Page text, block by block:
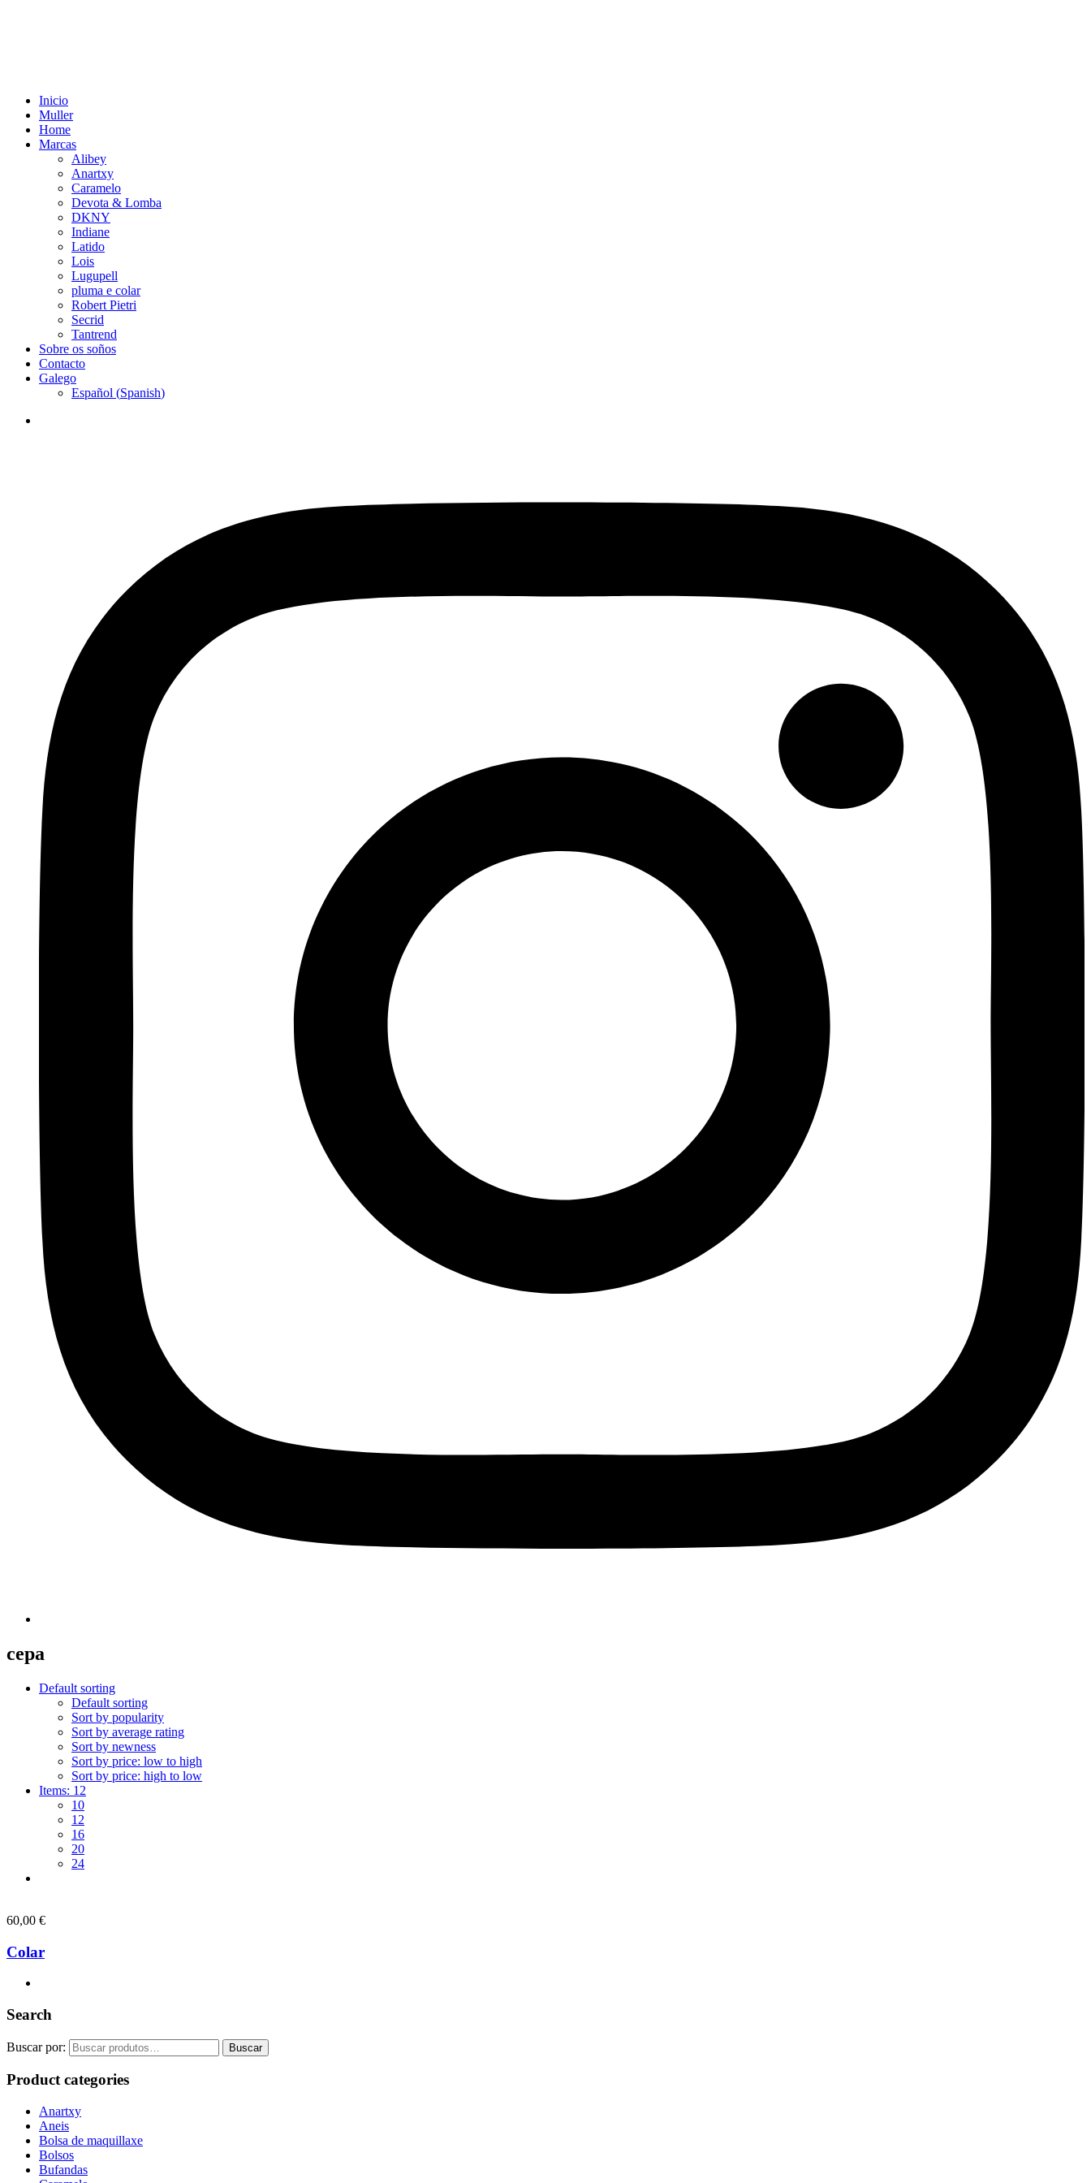
Inicio
Muller
Home
Marcas
Alibey
Anartxy
Caramelo
Devota & Lomba
DKNY
Indiane
Latido
Lois
Lugupell
pluma e colar
Robert Pietri
Secrid
Tantrend
Sobre os soños
Contacto
Galego
Español (Spanish)
cepa
Default sorting
Default sorting
Sort by popularity
Sort by average rating
Sort by newness
Sort by price: low to high
Sort by price: high to low
Items: 12
10
12
16
20
24
60,00 €
Colar
Search
Buscar por: Buscar
Product categories
Anartxy
Aneis
Bolsa de maquillaxe
Bolsos
Bufandas